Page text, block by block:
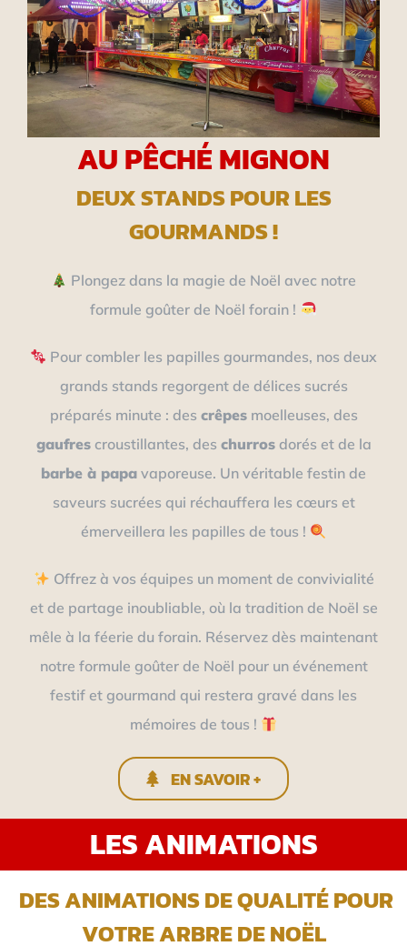
AU PÊCHÉ MIGNON
DEUX STANDS POUR LES
GOURMANDS !
Plongez dans la magie de Noël avec notre
formule goûter de Noël forain !
Pour combler les papilles gourmandes, nos deux
grands stands regorgent de délices sucrés
préparés minute : des crêpesmoelleuses, des
gaufrescroustillantes, des churrosdorés et de la
barbe à papa vaporeuse. Un véritable festin de
saveurs sucrées qui réchauffera les cœurs et
émerveillera les papilles de tous !
Offrez à vos équipes un moment de convivialité
et de partage inoubliable, où la tradition de Noël se
mêle à la féerie du forain. Réservez dès maintenant
notre formule goûter de Noël pour un événement
festif et gourmand qui restera gravé dans les
mémoires de tous !
EN SAVOIR +
LES ANIMATIONS
DES ANIMATIONS DE QUALITÉ POUR
VOTRE ARBRE DE NOËL